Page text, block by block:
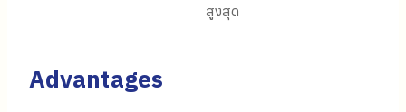
สูงสุด
Advantages